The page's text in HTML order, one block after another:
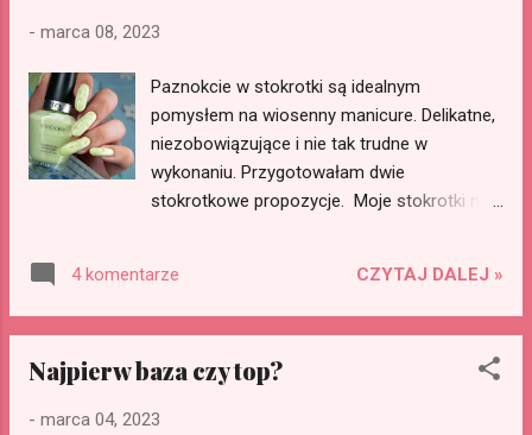
- marca 08, 2023
Paznokcie w stokrotki są idealnym
pomysłem na wiosenny manicure. Delikatne,
niezobowiązujące i nie tak trudne w
wykonaniu. Przygotowałam dwie
stokrotkowe propozycje. Moje stokrotki na
współpracy z tą marką.
4 komentarze CZYTAJ DALEJ »
Najpierw baza czy top?
- marca 04, 2023